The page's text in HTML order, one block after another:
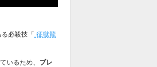
必殺技「 征獄龍
いるため、 ブレ